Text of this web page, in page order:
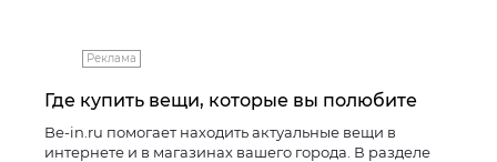
Реклама
Где купить вещи, которые вы полюбите
Be-in.ru помогает находить актуальные вещи в
интернете и в магазинах вашего города. В разделе